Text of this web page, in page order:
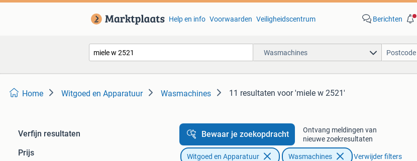
Help en info Voorwaarden Veiligheidscentrum Berichten
Wasmachines
Home Witgoed en Apparatuur Wasmachines 11 resultaten voor 'miele w 2521'
Verfijn resultaten
Prijs
Bewaar je zoekopdracht
Ontvang meldingen van
nieuwe zoekresultaten
Witgoed en Apparatuur Wasmachines Verwijder filters